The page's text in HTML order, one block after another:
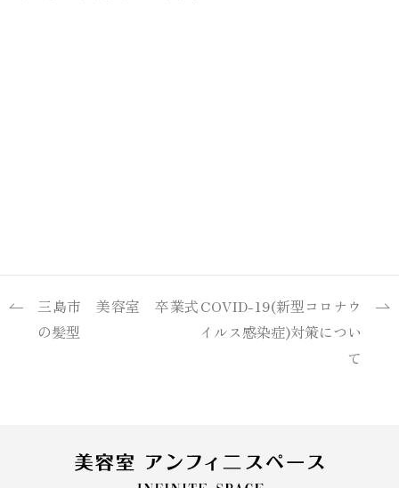
三島市 美容室 卒業式
の髪型
COVID-19(新型コロナウ
イルス感染症)対策につい
て